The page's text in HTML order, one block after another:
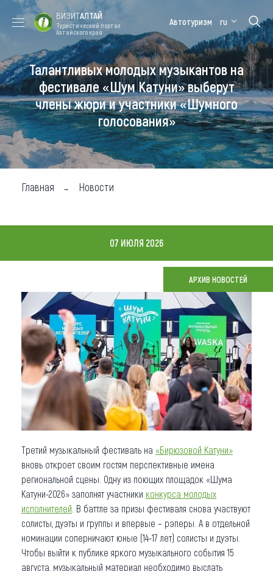
Форум VISIT
ALTAI
Цветение
маральника
Медицинский
форум
Алтайская
зимовка
Туры
Где побывать
Чем заняться
Где остановиться
Что привезти (сувениры)
О регионе
Коллекция впечатлений
Другие рубрики
ВИЗИТАЛТАЙ
Туристический портал
Алтайского края
Автотуризм ru
Талантливых молодых музыкантов на
фестивале «Шум Катуни» выберут
члены жюри и участники «Шумного
голосования»
Главная Новости
07 ИЮЛЯ 2026
АРХИВ НОВОСТЕЙ
Третий музыкальный фестиваль на «Бирюзовой Катуни»
вновь откроет своим гостям перспективные имена
региональной сцены. Одну из поющих площадок «Шума
Катуни-2026» заполнят участники конкурса молодых
исполнителей . В баттле за призы фестиваля снова участвуют
солисты, дуэты и группы и впервые – рэперы. А в отдельной
номинации соперничают юные (14-17 лет) солисты и дуэты.
Чтобы выйти к публике яркого музыкального события 15
августа, музыкальный материал необходимо выслать